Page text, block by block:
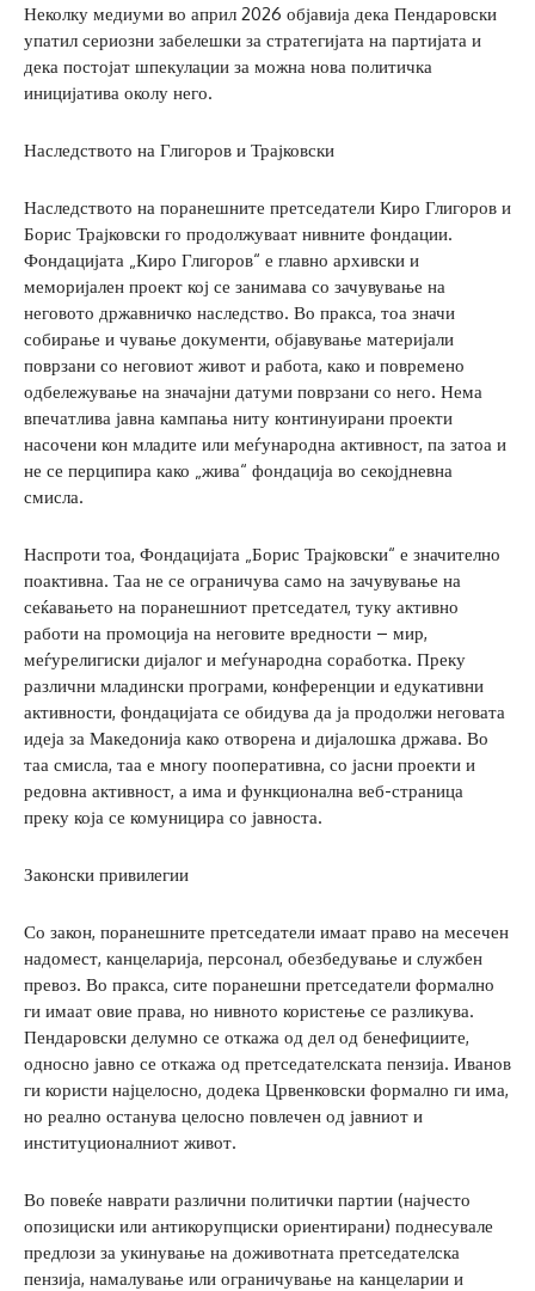
Неколку медиуми во април 2026 објавија дека Пендаровски
упатил сериозни забелешки за стратегијата на партијата и
дека постојат шпекулации за можна нова политичка
иницијатива околу него.
Наследството на Глигоров и Трајковски
Наследството на поранешните претседатели Киро Глигоров и
Борис Трајковски го продолжуваат нивните фондации.
Фондацијата „Киро Глигоров“ е главно архивски и
меморијален проект кој се занимава со зачувување на
неговото државничко наследство. Во пракса, тоа значи
собирање и чување документи, објавување материјали
поврзани со неговиот живот и работа, како и повремено
одбележување на значајни датуми поврзани со него. Нема
впечатлива јавна кампања ниту континуирани проекти
насочени кон младите или меѓународна активност, па затоа и
не се перципира како „жива“ фондација во секојдневна
смисла.
Наспроти тоа, Фондацијата „Борис Трајковски“ е значително
поактивна. Таа не се ограничува само на зачувување на
сеќавањето на поранешниот претседател, туку активно
работи на промоција на неговите вредности – мир,
меѓурелигиски дијалог и меѓународна соработка. Преку
различни младински програми, конференции и едукативни
активности, фондацијата се обидува да ја продолжи неговата
идеја за Македонија како отворена и дијалошка држава. Во
таа смисла, таа е многу пооперативна, со јасни проекти и
редовна активност, а има и функционална веб-страница
преку која се комуницира со јавноста.
Законски привилегии
Со закон, поранешните претседатели имаат право на месечен
надомест, канцеларија, персонал, обезбедување и службен
превоз. Во пракса, сите поранешни претседатели формално
ги имаат овие права, но нивното користење се разликува.
Пендаровски делумно се откажа од дел од бенефициите,
односно јавно се откажа од претседателската пензија. Иванов
ги користи најцелосно, додека Црвенковски формално ги има,
но реално останува целосно повлечен од јавниот и
институционалниот живот.
Во повеќе наврати различни политички партии (најчесто
опозициски или антикорупциски ориентирани) поднесувале
предлози за укинување на доживотната претседателска
пензија, намалување или ограничување на канцеларии и